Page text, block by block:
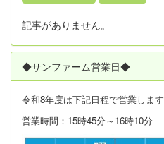
記事がありません。
◆サンファーム営業日◆
令和8年度は下記日程で営業します
営業時間：15時45分～16時10分